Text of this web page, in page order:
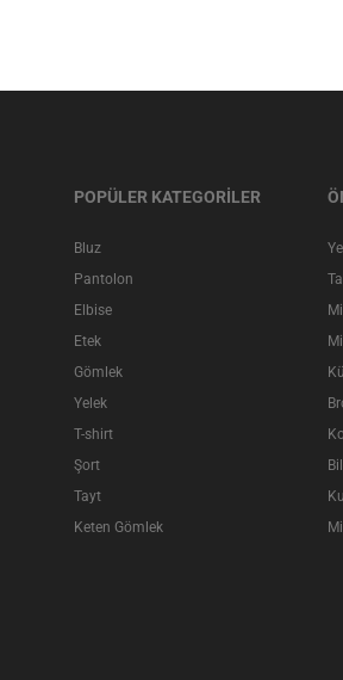
POPÜLER KATEGORİLER
Bluz
Pantolon
Elbise
Etek
Gömlek
Yelek
T-shirt
Şort
Tayt
Keten Gömlek